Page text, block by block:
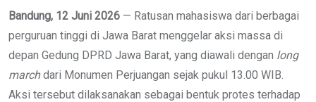
Bandung, 12 Juni 2026 — Ratusan mahasiswa dari berbagai
perguruan tinggi di Jawa Barat menggelar aksi massa di
depan Gedung DPRD Jawa Barat, yang diawali dengan long
marchdari Monumen Perjuangan sejak pukul 13.00 WIB.
Aksi tersebut dilaksanakan sebagai bentuk protes terhadap